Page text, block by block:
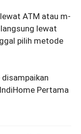
ATM atau m-
lewat
pilih metode
Pertama